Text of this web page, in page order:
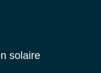
solaire